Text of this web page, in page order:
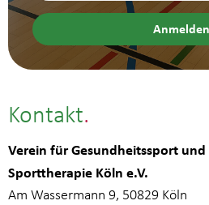
Kontakt
Verein für Gesundheitssport und
Sporttherapie Köln e.V.
Am Wassermann 9, 50829 Köln